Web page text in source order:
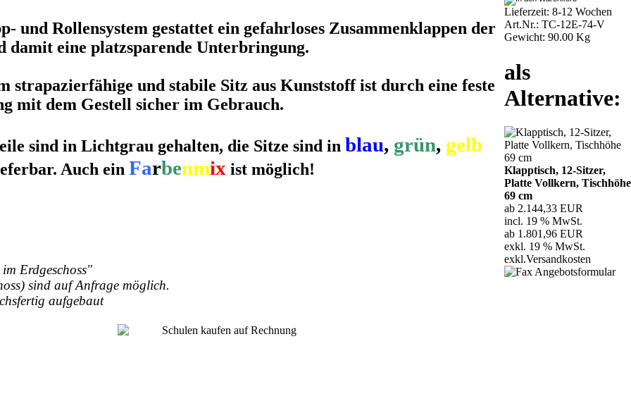
und Rollensystem gestattet ein gefahrloses Zusammenklappen der
damit eine platzsparende Unterbringung.
strapazierfähige und stabile Sitz aus Kunststoff ist durch eine feste
mit dem Gestell sicher im Gebrauch.
sind in Lichtgrau gehalten, die Sitze sind in blau, grün, gelb
Auch ein Farbenmix ist möglich!
Lieferzeit: 8-12 Wochen
Art.Nr.: TC-12E-74-V
Gewicht: 90.00 Kg
als
Alternative:
Klapptisch, 12-Sitzer,
Platte Vollkern, Tischhöhe
69 cm
ab 2.144,33 EUR
incl. 19 % MwSt.
ab 1.801,96 EUR
exkl. 19 % MwSt.
exkl.Versandkosten
Erdgeschoss"
sind auf Anfrage möglich.
aufgebaut